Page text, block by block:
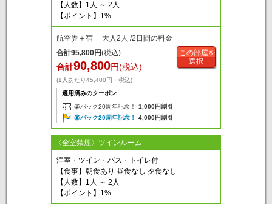
【人数】1人 ～ 2人
【ポイント】1%
航空券＋宿 大人2人 /2日間の料金
合計95,800円(税込)
合計90,800円(税込)
(1人あたり45,400円・税込)
適用済みのクーポン
楽パック20周年記念！
1,000円割引
楽パック20周年記念！
4,000円割引
この部屋を
選択
〈全室禁煙〉ツインルーム
洋室・ツイン・バス・トイレ付
【食事】朝食あり 昼食なし 夕食なし
【人数】1人 ～ 2人
【ポイント】1%